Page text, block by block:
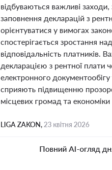
відбуваються важливі
заповнення декларацій з
орієнтуватися у вимогах
спостерігається зростання
відповідальність платників.
декларацією з рентної плати
електронного
сприяють підвищенню
місцевих громад та економіки
LIGA ZAKON, 23 квітня 2026
Повний AI-огляд